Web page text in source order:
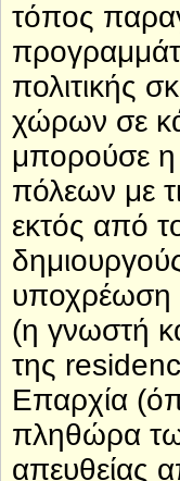
τόπος
πολιτικής
χώρων σε
μπορούσε η
πόλεων με
εκτός από
υποχρέωση
(η γνωστή
της
Επαρχία
πληθώρα
απευθείας